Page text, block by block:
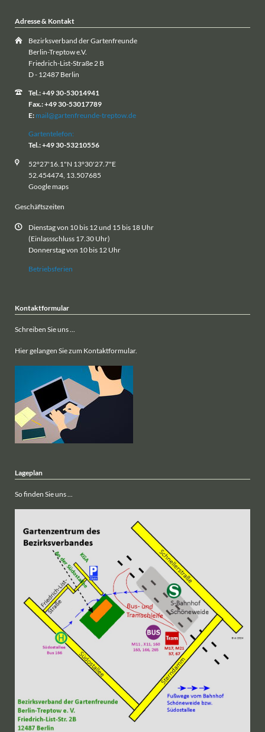
Adresse & Kontakt
Bezirksverband der Gartenfreunde
Berlin-Treptow e.V.
Friedrich-List-Straße 2 B
D - 12487 Berlin
Tel.: +49 30-53014941
Fax.: +49 30-53017789
E: mail@gartenfreunde-treptow.de
Gartentelefon:
Tel.: +49 30-53210556
52°27'16.1"N 13°30'27.7"E
52.454474, 13.507685
Google maps
Geschäftszeiten
Dienstag von 10 bis 12 und 15 bis 18 Uhr
(Einlassschluss 17.30 Uhr)
Donnerstag von 10 bis 12 Uhr
Betriebsferien
Kontaktformular
Schreiben Sie uns ...
Hier gelangen Sie zum Kontaktformular.
Lageplan
So finden Sie uns ...